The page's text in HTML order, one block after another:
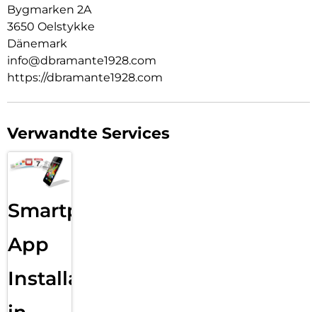
Bygmarken 2A
3650 Oelstykke
Dänemark
info@dbramante1928.com
https://dbramante1928.com
Verwandte Services
Smartphone
App
Installation